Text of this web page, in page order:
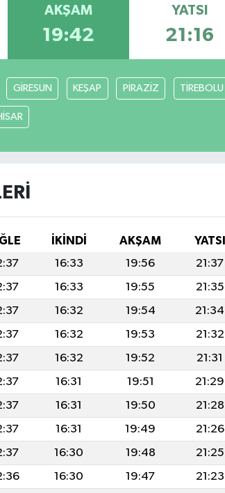
AKŞAM
19:42
YATSI
21:16
GİRESUN KEŞAP PİRAZİZ TİREBOLU
İKINDI AKŞAM
YATSI
16:33 19:56
21:37
16:33 19:55
21:35
16:32 19:54
21:34
16:32 19:53
21:32
16:32 19:52
21:31
16:31 19:51
21:29
16:31 19:50
21:28
16:31 19:49
21:26
16:30 19:48
21:25
16:30 19:47
21:23